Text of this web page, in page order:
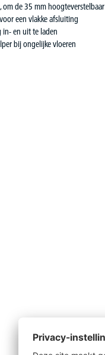
, om de 35 mm hoogteverstelbaar
een vlakke afsluiting
en uit te laden
bij ongelijke vloeren